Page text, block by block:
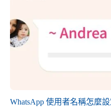
WhatsApp 使用者名稱怎麼